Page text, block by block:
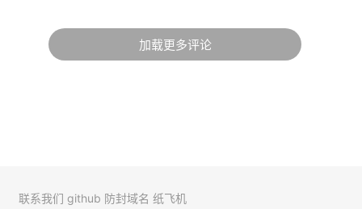
加载更多评论
联系我们 github 防封域名 纸飞机